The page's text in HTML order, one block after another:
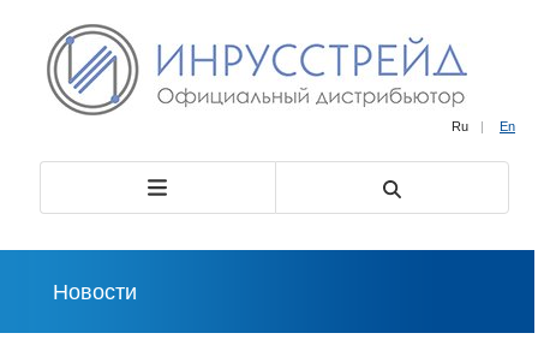
Ru | En
Новости